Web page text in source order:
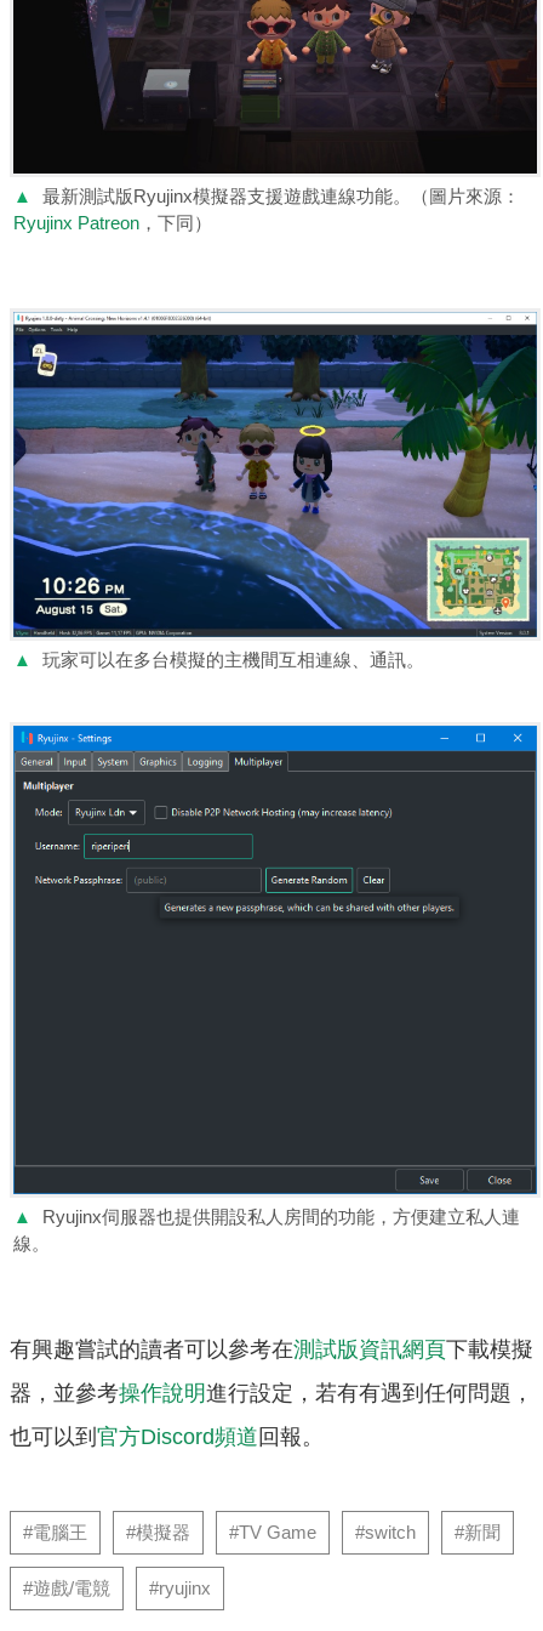
▲
最新測試版Ryujinx模擬器支援遊戲連線功能。（圖片來源：
Ryujinx Patreon ，下同）
▲ 玩家可以在多台模擬的主機間互相連線、通訊。
▲
Ryujinx伺服器也提供開設私人房間的功能，方便建立私人連
線。
有興趣嘗試的讀者可以參考在測試版資訊網頁下載模擬
器，並參考操作說明進行設定，若有有遇到任何問題，
也可以到 官方Discord頻道 回報。
#電腦王 #模擬器 #TV Game #switch #新聞
#遊戲/電競 #ryujinx